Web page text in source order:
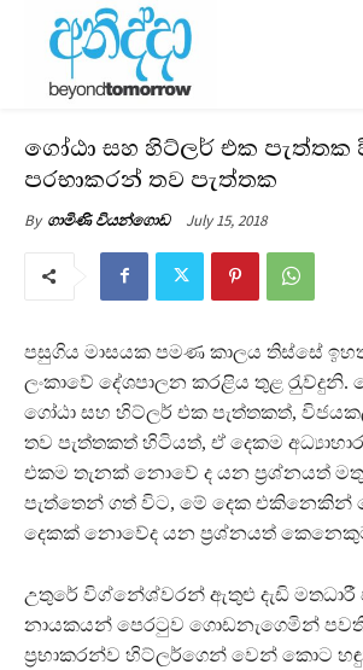
ගෝඨා සහ හිට්ලර් එක පැත්තක
ප‍්‍රභාකරන් තව පැත්තක
By ගාමිණි වියන්ගොඩ July 15, 2018
පසුගිය මාසයක පමණ කාලය තිස්සේ
ලංකාවේ දේශපාලන කරළිය තුළ රැුව්දුනි.
ගෝඨා සහ හිට්ලර් එක පැත්තකත්,
තව පැත්තකත් හිටියත්, ඒ දෙකම
එකම තැනක් නොවේ ද යන ප‍්‍රශ්නයත්
පැත්තෙන් ගත් විට, මේ දෙක
දෙකක් නොවේද යන ප‍්‍රශ්නයත්
උතුරේ විග්නේශ්වරන් ඇතුළු දැඩි මතධාරී
නායකයන් පෙරටුව ගොඩනැගෙමින්
ප‍්‍රභාකරන්ව හිට්ලර්ගෙන් වෙන් කොට